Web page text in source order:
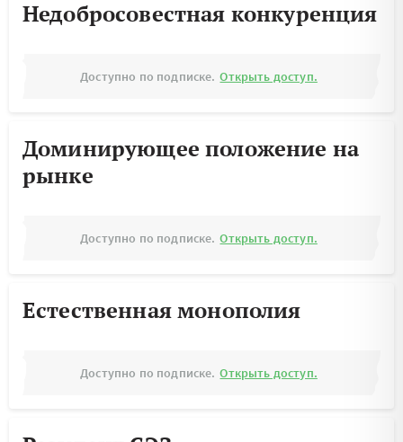
Недобросовестная конкуренция
Доступно по подписке. Открыть доступ.
Доминирующее положение на
рынке
Доступно по подписке. Открыть доступ.
Естественная монополия
Доступно по подписке. Открыть доступ.